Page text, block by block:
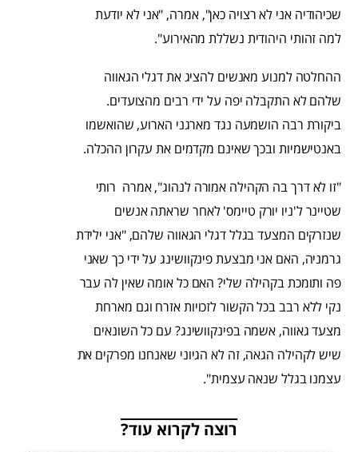
שכיהודיה אני לא רצויה כאן", אמרה, "אני לא יודעת
למה זהותי היהודית נשללת מהאירוע".
ההחלטה למנוע מאנשים להציג את דגלי הגאווה
שלהם לא התקבלה יפה על ידי רבים מהצועדים.
ביקורת רבה הושמעה נגד מארגני הארוע, שהואשמו
באנטישמיות ובכך שאינם מקדמים את עקרון ההכלה.
"זו לא דרך בה הקהילה אמורה לנהוג", אמרה רותי
שטיינר ל'ניו יורק טיימס' לאחר שראתה אנשים
שנזרקים המצעד בגלל דגלי הגאווה שלהם, "אני ילידת
גרמניה, האם אני מבצעת פינקוושינג על ידי כך שאני
פה ותומכת בקהילה שלי? האם כל אומה שאין לה עבר
נקי ללא רבב בכל הקשור לזכויות אזרח וגם מארחת
מצעד גאווה, אשמה בפינקוושינג? עם כל השונאים
שיש לקהילה הגאה, זה לא הגיוני שאנחנו מפרקים את
עצמנו בגלל שנאה עצמית".
רוצה לקרוא עוד?